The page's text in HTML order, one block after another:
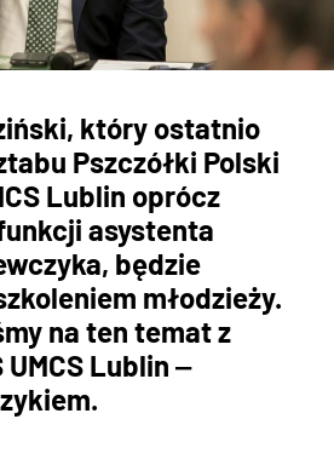
który ostatnio
Pszczółki Polski
Lublin oprócz
asystenta
będzie
młodzieży.
na ten temat z
Lublin ‒